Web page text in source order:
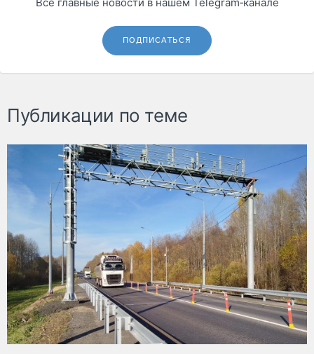
ПОДПИСАТЬСЯ
Публикации по теме